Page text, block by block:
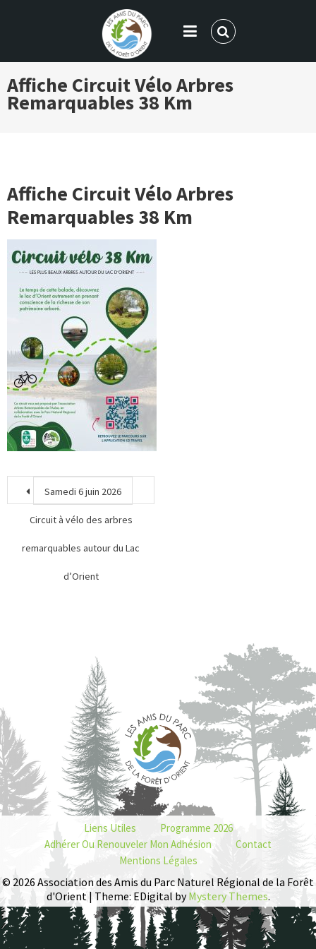
LES AMIS DU PARC DE LA FORÊT
D'ORIENT
Affiche Circuit Vélo Arbres
Remarquables 38 Km
Affiche Circuit Vélo Arbres
Remarquables 38 Km
Samedi 6 juin 2026
Circuit à vélo des arbres
remarquables autour du Lac
d’Orient
Liens Utiles
Programme 2026
Adhérer Ou Renouveler Mon Adhésion
Contact
Mentions Légales
© 2026 Association des Amis du Parc Naturel Régional de la Forêt
d'Orient | Theme: EDigital byMystery Themes.